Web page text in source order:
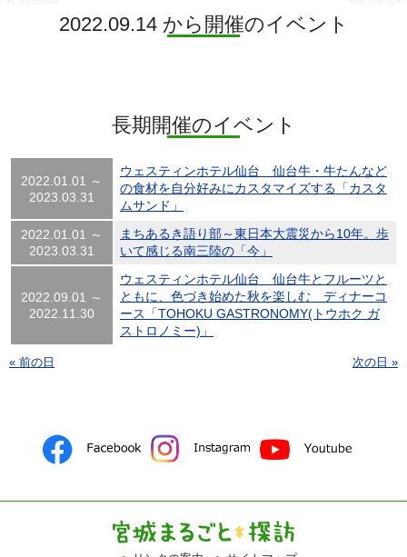
2022.09.14 から開催のイベント
長期開催のイベント
2022.01.01 ～
2023.03.31
ウェスティンホテル仙台 仙台牛・牛たんなど
の食材を自分好みにカスタマイズする「カスタ
ムサンド」
2022.01.01 ～
2023.03.31
まちあるき語り部～東日本大震災から10年。歩
いて感じる南三陸の「今」
2022.09.01 ～
2022.11.30
ウェスティンホテル仙台 仙台牛とフルーツと
ともに、色づき始めた秋を楽しむ ディナーコ
ース「TOHOKU GASTRONOMY(トウホク ガ
ストロノミー)」
« 前の日 次の日 »